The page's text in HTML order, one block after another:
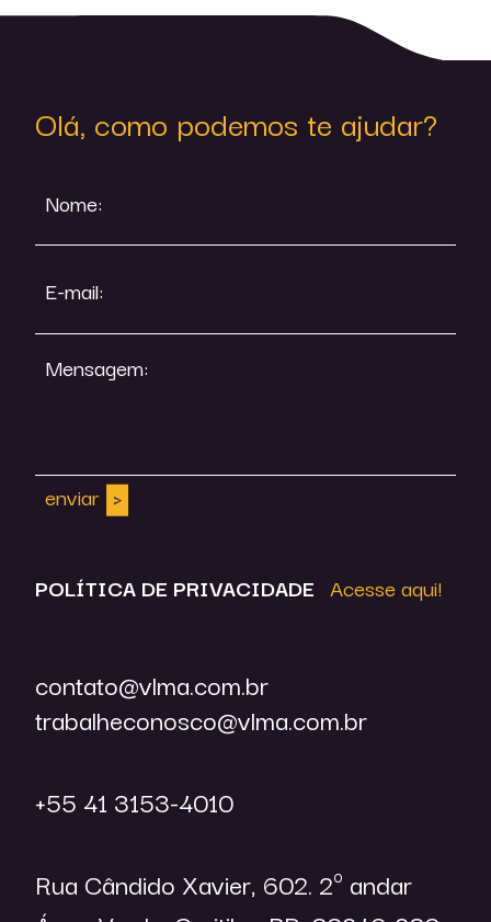
Olá, como podemos te ajudar?
Nome:
E-mail:
Mensagem:
enviar
POLÍTICA DE PRIVACIDADE Acesse aqui!
contato@vlma.com.br
trabalheconosco@vlma.com.br
+55 41 3153-4010
Rua Cândido Xavier, 602. 2º andar